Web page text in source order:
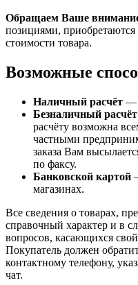
Обращаем Ваше
позициями,
стоимости товара.
Возможные
Наличный расчёт —
Безналичный расчёт
расчёту возможна
частными
заказа Вам
по факсу.
Банковской картой
магазинах.
Все сведения о товарах,
справочный характер и в
вопросов, касающихся
Покупатель должен
контактному телефону,
чат.